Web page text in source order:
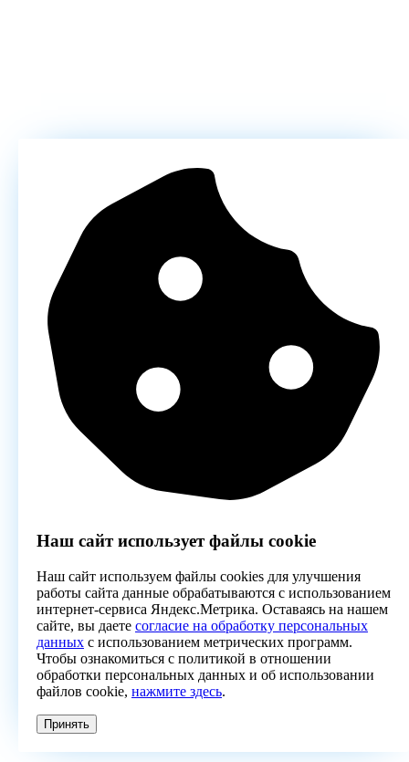
Наш сайт использует файлы cookie
Наш сайт используем файлы cookies для улучшения
работы сайта данные обрабатываются с использованием
интернет-сервиса Яндекс.Метрика. Оставаясь на нашем
сайте, вы даете согласие на обработку персональных
данных с использованием метрических программ.
Чтобы ознакомиться с политикой в отношении
обработки персональных данных и об использовании
файлов cookie, нажмите здесь.
Принять